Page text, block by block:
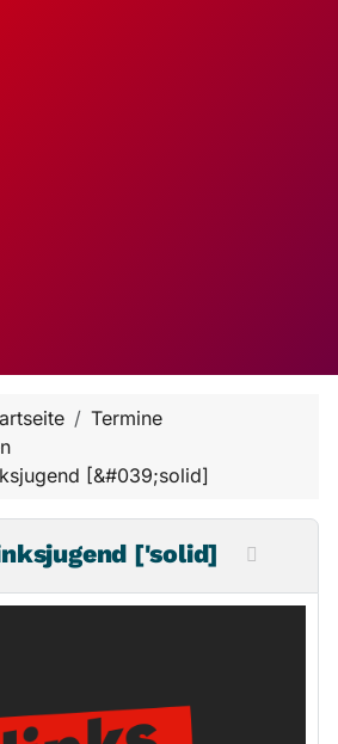
Termine
[&#039;solid]
['solid]